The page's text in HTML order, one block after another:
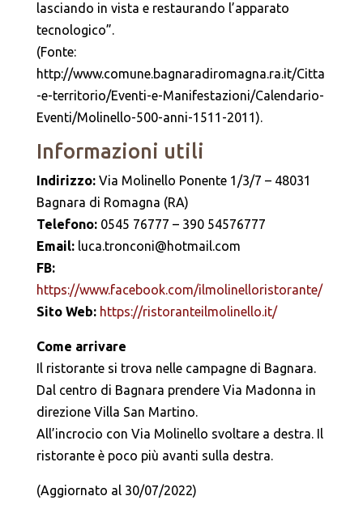
lasciando in vista e restaurando l’apparato
tecnologico”.
(Fonte:
http://www.comune.bagnaradiromagna.ra.it/Citta
-e-territorio/Eventi-e-Manifestazioni/Calendario-
Eventi/Molinello-500-anni-1511-2011).
Informazioni utili
Indirizzo: Via Molinello Ponente 1/3/7 – 48031
Bagnara di Romagna (RA)
Telefono: 0545 76777 – 390 54576777
Email: luca.tronconi@hotmail.com
FB:
https://www.facebook.com/ilmolinelloristorante/
Sito Web: https://ristoranteilmolinello.it/
Come arrivare
Il ristorante si trova nelle campagne di Bagnara.
Dal centro di Bagnara prendere Via Madonna in
direzione Villa San Martino.
All’incrocio con Via Molinello svoltare a destra. Il
ristorante è poco più avanti sulla destra.
(Aggiornato al 30/07/2022)